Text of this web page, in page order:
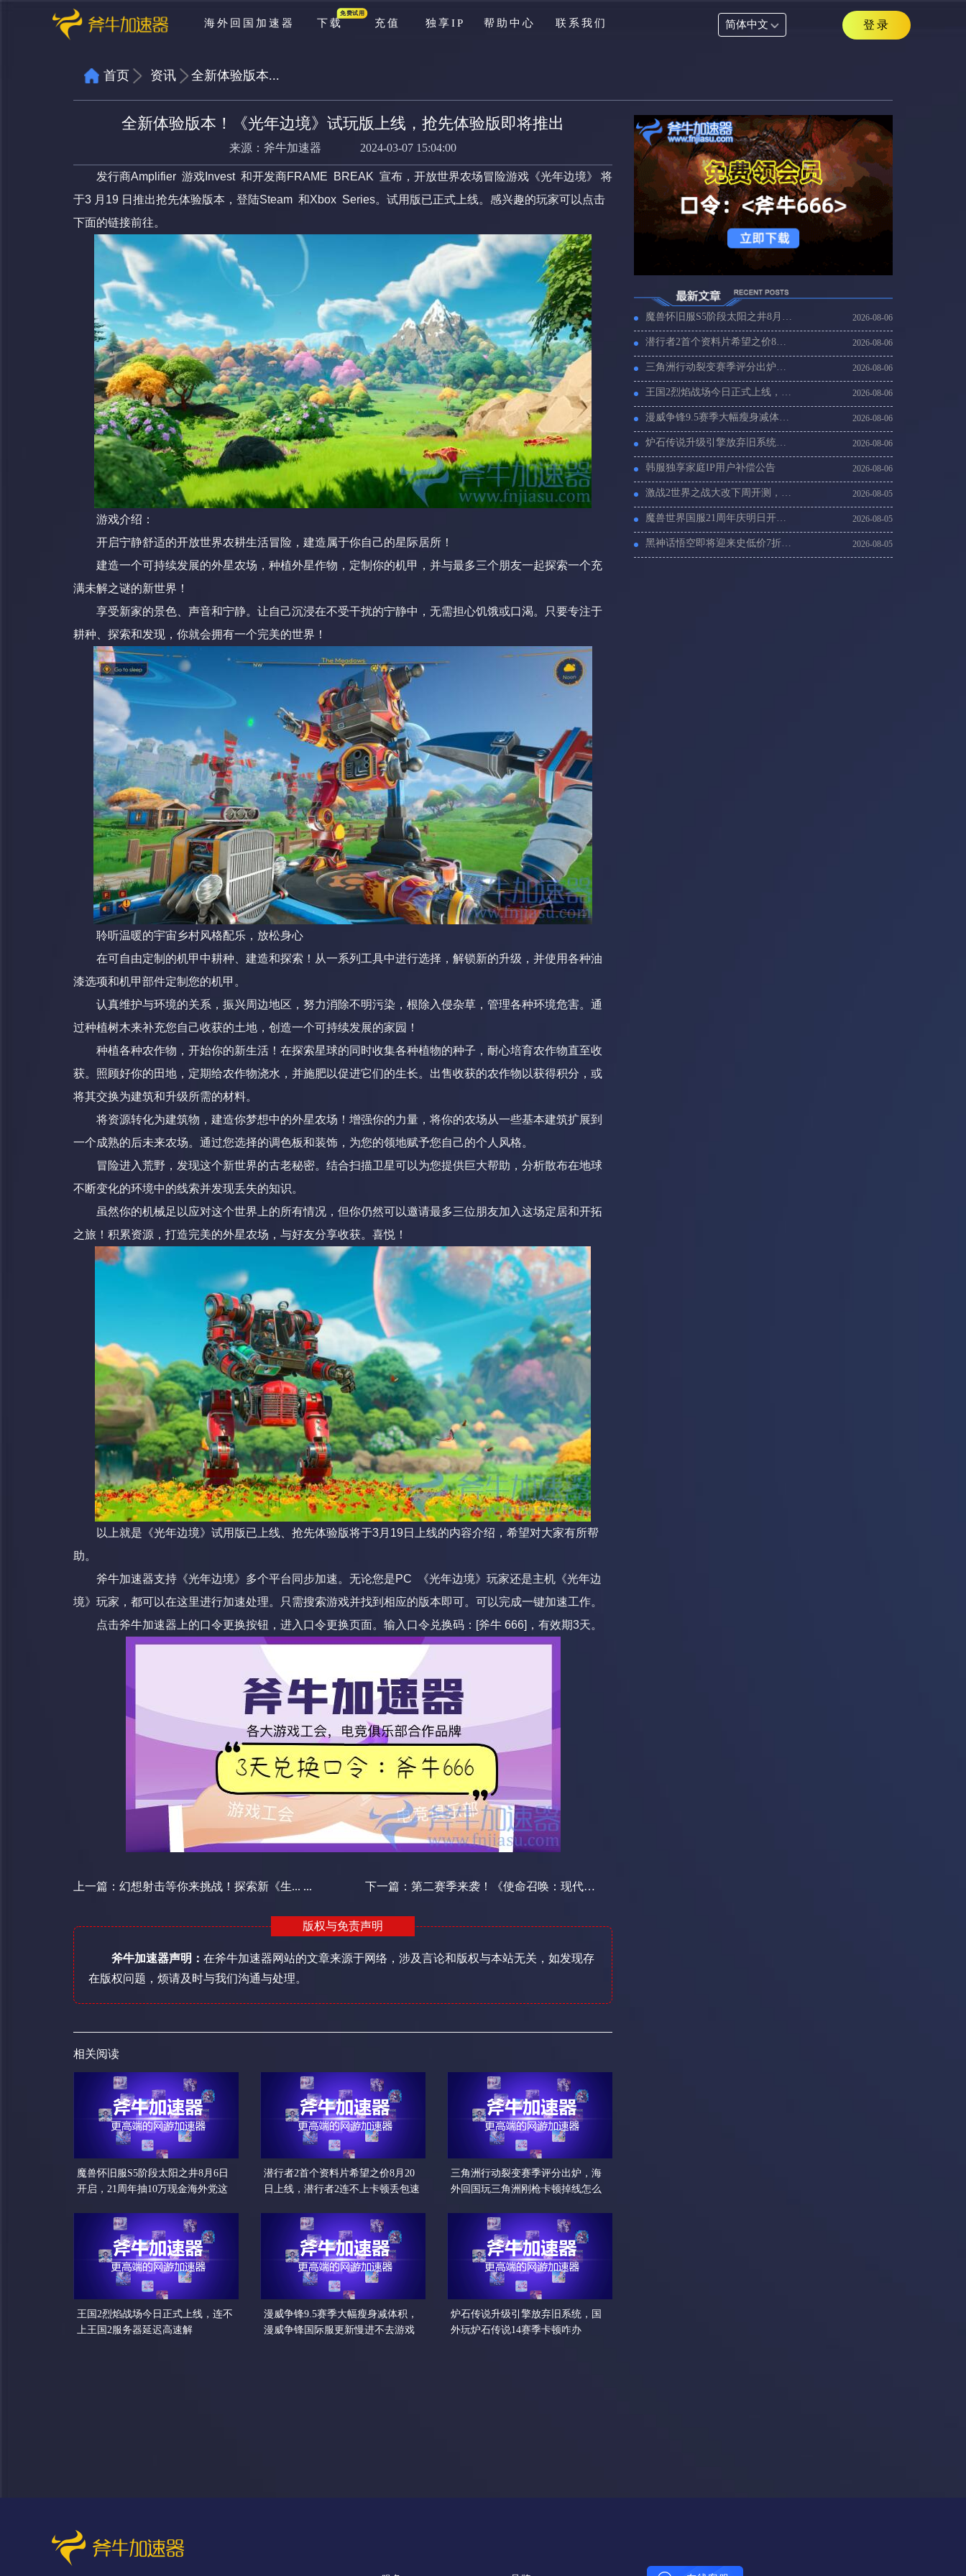
海外回国加速器 下载
免费试用
充值 独享IP 帮助中心
资讯
充值问题
联系我们 简体中文 登录
首页 资讯 全新体验版本...
全新体验版本！《光年边境》试玩版上线，抢先体验版即将推出
来源： 斧牛加速器 2024-03-07 15:04:00
发行商Amplifier 游戏Invest 和开发商FRAME BREAK 宣布，开放世界农场冒险游戏《光年边境》 将
于3 月19 日推出抢先体验版本，登陆Steam 和Xbox Series。试用版已正式上线。感兴趣的玩家可以点击
下面的链接前往。
游戏介绍：
开启宁静舒适的开放世界农耕生活冒险，建造属于你自己的星际居所！
建造一个可持续发展的外星农场，种植外星作物，定制你的机甲，并与最多三个朋友一起探索一个充
满未解之谜的新世界！
享受新家的景色、声音和宁静。让自己沉浸在不受干扰的宁静中，无需担心饥饿或口渴。只要专注于
耕种、探索和发现，你就会拥有一个完美的世界！
聆听温暖的宇宙乡村风格配乐，放松身心
在可自由定制的机甲中耕种、建造和探索！从一系列工具中进行选择，解锁新的升级，并使用各种油
漆选项和机甲部件定制您的机甲。
认真维护与环境的关系，振兴周边地区，努力消除不明污染，根除入侵杂草，管理各种环境危害。通
过种植树木来补充您自己收获的土地，创造一个可持续发展的家园！
种植各种农作物，开始你的新生活！在探索星球的同时收集各种植物的种子，耐心培育农作物直至收
获。照顾好你的田地，定期给农作物浇水，并施肥以促进它们的生长。出售收获的农作物以获得积分，或
将其交换为建筑和升级所需的材料。
将资源转化为建筑物，建造你梦想中的外星农场！增强你的力量，将你的农场从一些基本建筑扩展到
一个成熟的后未来农场。通过您选择的调色板和装饰，为您的领地赋予您自己的个人风格。
冒险进入荒野，发现这个新世界的古老秘密。结合扫描卫星可以为您提供巨大帮助，分析散布在地球
不断变化的环境中的线索并发现丢失的知识。
虽然你的机械足以应对这个世界上的所有情况，但你仍然可以邀请最多三位朋友加入这场定居和开拓
之旅！积累资源，打造完美的外星农场，与好友分享收获。喜悦！
以上就是《光年边境》试用版已上线、抢先体验版将于3月19日上线的内容介绍，希望对大家有所帮
助。
斧牛加速器支持《光年边境》多个平台同步加速。无论您是PC 《光年边境》玩家还是主机《光年边
境》玩家，都可以在这里进行加速处理。只需搜索游戏并找到相应的版本即可。可以完成一键加速工作。
点击斧牛加速器上的口令更换按钮，进入口令更换页面。输入口令兑换码：[斧牛 666]，有效期3天。
上一篇： 幻想射击等你来挑战！探索新《生... ... 下一篇： 第二赛季来袭！《使命召唤：现代... ...
版权与免责声明
斧牛加速器声明： 在斧牛加速器网站的文章来源于网络，涉及言论和版权与本站无关，如发现存
在版权问题，烦请及时与我们沟通与处理。
相关阅读
魔兽怀旧服S5阶段太阳之井8月6日
开启，21周年抽10万现金海外党这
潜行者2首个资料片希望之价8月20
日上线，潜行者2连不上卡顿丢包速
三角洲行动裂变赛季评分出炉，海
外回国玩三角洲刚枪卡顿掉线怎么
王国2烈焰战场今日正式上线，连不
上王国2服务器延迟高速解
漫威争锋9.5赛季大幅瘦身减体积，
漫威争锋国际服更新慢进不去游戏
炉石传说升级引擎放弃旧系统，国
外玩炉石传说14赛季卡顿咋办
魔兽怀旧服S5阶段太阳之井8月6日开启，21周年抽10万现金海外党这样进国服 2026-08-06
潜行者2首个资料片希望之价8月20日上线，潜行者2连不上卡顿丢包速解 2026-08-06
三角洲行动裂变赛季评分出炉，海外回国玩三角洲刚枪卡顿掉线怎么办 2026-08-06
王国2烈焰战场今日正式上线，连不上王国2服务器延迟高速解 2026-08-06
漫威争锋9.5赛季大幅瘦身减体积，漫威争锋国际服更新慢进不去游戏这样解决 2026-08-06
炉石传说升级引擎放弃旧系统，国外玩炉石传说14赛季卡顿咋办 2026-08-06
韩服独享家庭IP用户补偿公告 2026-08-06
激战2世界之战大改下周开测，海外玩激战2国服延迟低的加速器推荐 2026-08-05
魔兽世界国服21周年庆明日开启，海外玩魔兽国服加速器哪个好 2026-08-05
黑神话悟空即将迎来史低价7折，黑神话悟空下载和更新慢怎么办？ 2026-08-05